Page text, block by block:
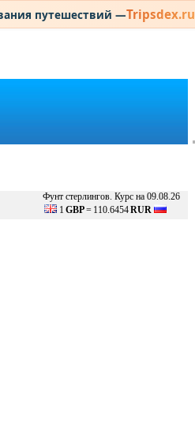
путешествий —Tripsdex.ru
Фунт стерлингов. Курс на 09.08.26
1 GBP= 110.6454RUR